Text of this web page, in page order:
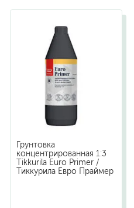
Грунтовка
концентрированная 1:3
Tikkurila Euro Primer /
Тиккурила Евро Праймер